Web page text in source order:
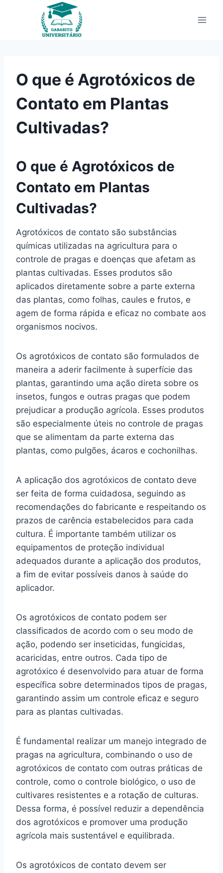
O que é Agrotóxicos de
Contato em Plantas
Cultivadas?
O que é Agrotóxicos de
Contato em Plantas
Cultivadas?
Agrotóxicos de contato são substâncias
químicas utilizadas na agricultura para o
controle de pragas e doenças que afetam as
plantas cultivadas. Esses produtos são
aplicados diretamente sobre a parte externa
das plantas, como folhas, caules e frutos, e
agem de forma rápida e eficaz no combate aos
organismos nocivos.
Os agrotóxicos de contato são formulados de
maneira a aderir facilmente à superfície das
plantas, garantindo uma ação direta sobre os
insetos, fungos e outras pragas que podem
prejudicar a produção agrícola. Esses produtos
são especialmente úteis no controle de pragas
que se alimentam da parte externa das
plantas, como pulgões, ácaros e cochonilhas.
A aplicação dos agrotóxicos de contato deve
ser feita de forma cuidadosa, seguindo as
recomendações do fabricante e respeitando os
prazos de carência estabelecidos para cada
cultura. É importante também utilizar os
equipamentos de proteção individual
adequados durante a aplicação dos produtos,
a fim de evitar possíveis danos à saúde do
aplicador.
Os agrotóxicos de contato podem ser
classificados de acordo com o seu modo de
ação, podendo ser inseticidas, fungicidas,
acaricidas, entre outros. Cada tipo de
agrotóxico é desenvolvido para atuar de forma
específica sobre determinados tipos de pragas,
garantindo assim um controle eficaz e seguro
para as plantas cultivadas.
É fundamental realizar um manejo integrado de
pragas na agricultura, combinando o uso de
agrotóxicos de contato com outras práticas de
controle, como o controle biológico, o uso de
cultivares resistentes e a rotação de culturas.
Dessa forma, é possível reduzir a dependência
dos agrotóxicos e promover uma produção
agrícola mais sustentável e equilibrada.
Os agrotóxicos de contato devem ser